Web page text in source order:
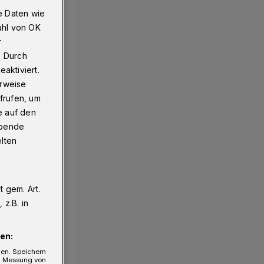
Daten wie
von OK
Durch
um
auf den
gem. Art.
z.B. in
Speichern
von